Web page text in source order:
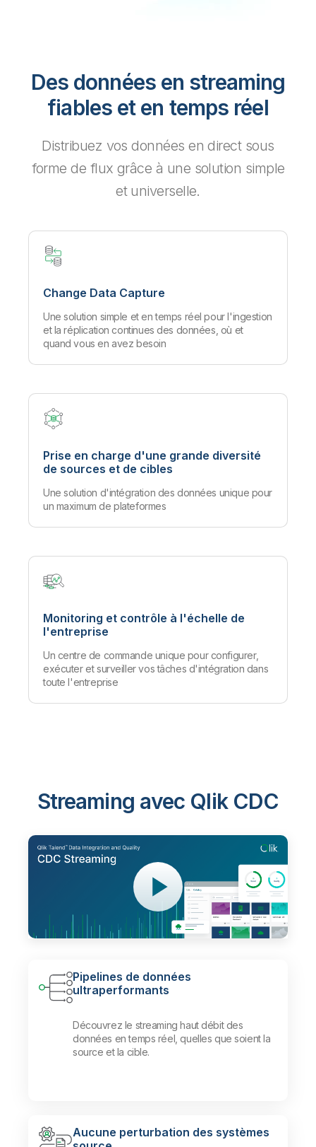
Des données en streaming
fiables et en temps réel
Distribuez vos données en direct sous
forme de flux grâce à une solution simple
et universelle.
Change Data Capture
Une solution simple et en temps réel pour l'ingestion
et la réplication continues des données, où et
quand vous en avez besoin
Prise en charge d'une grande diversité
de sources et de cibles
Une solution d'intégration des données unique pour
un maximum de plateformes
Monitoring et contrôle à l'échelle de
l'entreprise
Un centre de commande unique pour configurer,
exécuter et surveiller vos tâches d'intégration dans
toute l'entreprise
Streaming avec Qlik CDC
Pipelines de données
ultraperformants
Découvrez le streaming haut débit des
données en temps réel, quelles que soient la
source et la cible.
Aucune perturbation des systèmes